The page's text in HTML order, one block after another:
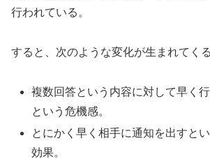
行われている。
すると、次のような変化が生まれてくる
複数回答という内容に対して早く
という危機感。
とにかく早く相手に通知を出すと
効果。